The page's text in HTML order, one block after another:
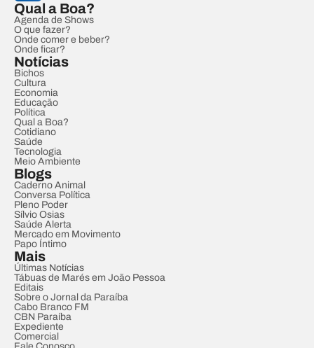
Qual a Boa?
Agenda de Shows
O que fazer?
Onde comer e beber?
Onde ficar?
Notícias
Bichos
Cultura
Economia
Educação
Política
Qual a Boa?
Cotidiano
Saúde
Tecnologia
Meio Ambiente
Blogs
Caderno Animal
Conversa Política
Pleno Poder
Sílvio Osias
Saúde Alerta
Mercado em Movimento
Papo Íntimo
Mais
Últimas Notícias
Tábuas de Marés em João Pessoa
Editais
Sobre o Jornal da Paraíba
Cabo Branco FM
CBN Paraíba
Expediente
Comercial